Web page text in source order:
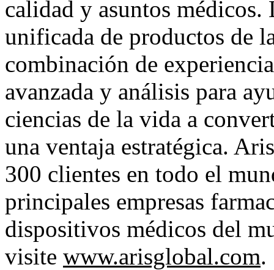
calidad y asuntos
unificada de productos de
combinación de
avanzada y análisis para
ciencias de la vida a
una ventaja estratégica.
300 clientes en todo el
principales empresas
dispositivos médicos del
visite www.arisglobal.com.